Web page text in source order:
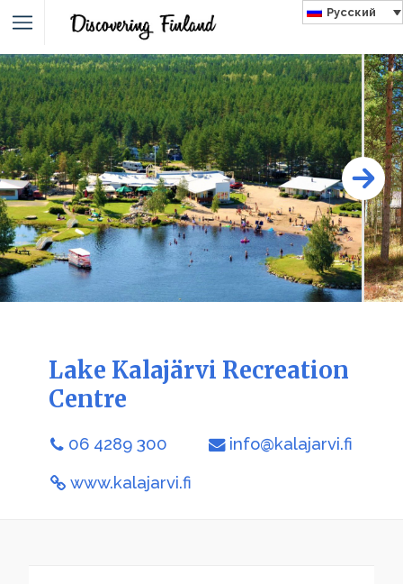
Русский
Lake Kalajärvi Recreation
Centre
06 4289 300 info@kalajarvi.fi
www.kalajarvi.fi